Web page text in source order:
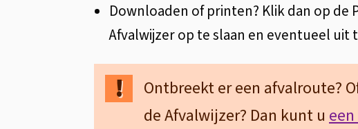
i
n
k
i
s
Downloaden of printen? Klik dan op de
Afvalwijzer op te slaan en eventueel
Ontbreekt er een afvalroute?
de Afvalwijzer? Dan kunt u